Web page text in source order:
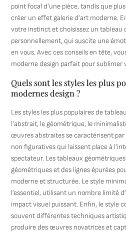
point focal d’une pièce, tandis que
créer un effet galerie d’art moderne.
votre instinct et choisissez un tableau
personnellement, qui suscite une
en vous. Avec ces conseils en tête,
moderne design parfait pour sublimer
Quels sont les styles les plus
modernes design ?
Les styles les plus populaires de
l’abstrait, le géométrique, le
œuvres abstraites se caractérisent
non figuratives qui laissent place à
spectateur. Les tableaux
géométriques et des lignes épurées
moderne et structurée. Le style
l’essentiel, utilisant un nombre limité
impact visuel puissant. Enfin, le style
souvent différentes techniques
produire des œuvres novatrices et